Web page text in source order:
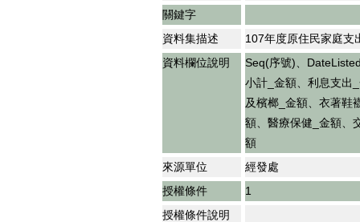
關鍵字
資料集描述
107年度原住民家庭支
資料欄位說明
Seq(序號)、
小計_金額、利息支出
及檳榔_金額、衣著鞋
額、醫療保健_金額、
額
來源單位
經發處
授權條件
1
授權條件說明